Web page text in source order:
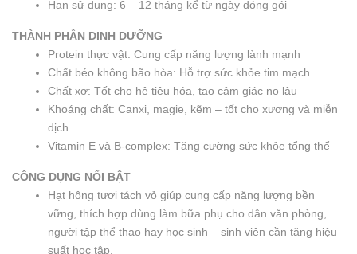
Hạn sử dụng: 6 – 12 tháng kể từ ngày đóng gói
THÀNH PHẦN DINH DƯỠNG
Protein thực vật: Cung cấp năng lượng lành mạnh
Chất béo không bão hòa: Hỗ trợ sức khỏe tim mạch
Chất xơ: Tốt cho hệ tiêu hóa, tạo cảm giác no lâu
Khoáng chất: Canxi, magie, kẽm – tốt cho xương và miễn
dịch
Vitamin E và B-complex: Tăng cường sức khỏe tổng thể
CÔNG DỤNG NỔI BẬT
Hạt hông tươi tách vỏ giúp cung cấp năng lượng bền
vững, thích hợp dùng làm bữa phụ cho dân văn phòng,
người tập thể thao hay học sinh – sinh viên cần tăng hiệu
suất học tập.